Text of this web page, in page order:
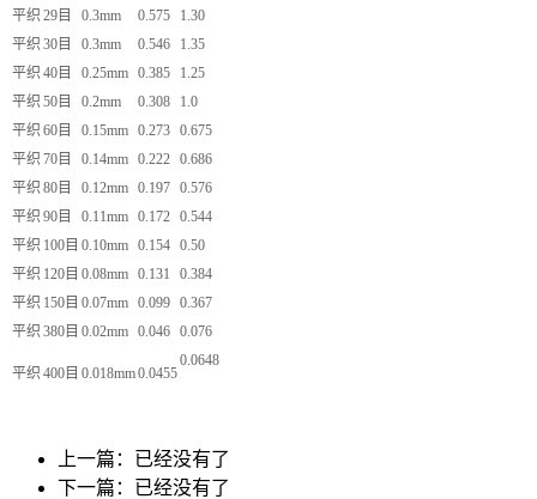
平织 29目 0.3mm 0.575
1.30
平织 30目 0.3mm 0.546
1.35
平织 40目 0.25mm 0.385
1.25
平织 50目 0.2mm 0.308
1.0
平织 60目 0.15mm 0.273 0.675
平织 70目 0.14mm 0.222 0.686
平织 80目 0.12mm 0.197 0.576
平织 90目 0.11mm 0.172 0.544
平织 100目 0.10mm 0.154 0.50
平织 120目 0.08mm 0.131
0.384
平织 150目 0.07mm 0.099 0.367
平织 380目 0.02mm 0.046 0.076
平织 400目 0.018mm0.0455
0.0648
上一篇：已经没有了
下一篇：已经没有了